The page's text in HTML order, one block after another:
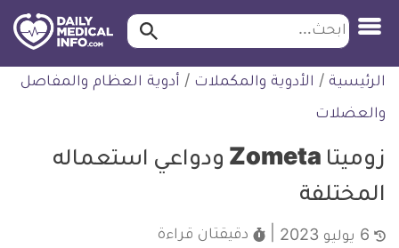
التخطي
للمحتوى
طبية
ابحث ابحث…
الرئيسية / الأدوية والمكملات / أدوية العظام والمفاصل
والعضلات
زوميتا Zometa ودواعي استعماله
المختلفة
دقيقتان قراءة